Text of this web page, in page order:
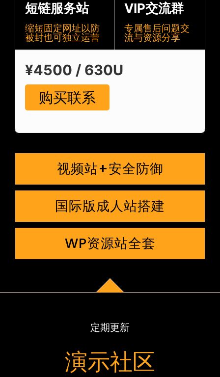
短链服务站
缩短固定网址以防
被封也可独立运营
VIP交流群
专属售后问题交
流与资源分享
¥4500 / 630U
购买联系
视频站+安全防御
国际版成人站搭建
WP资源站全套
定期更新
演示社区